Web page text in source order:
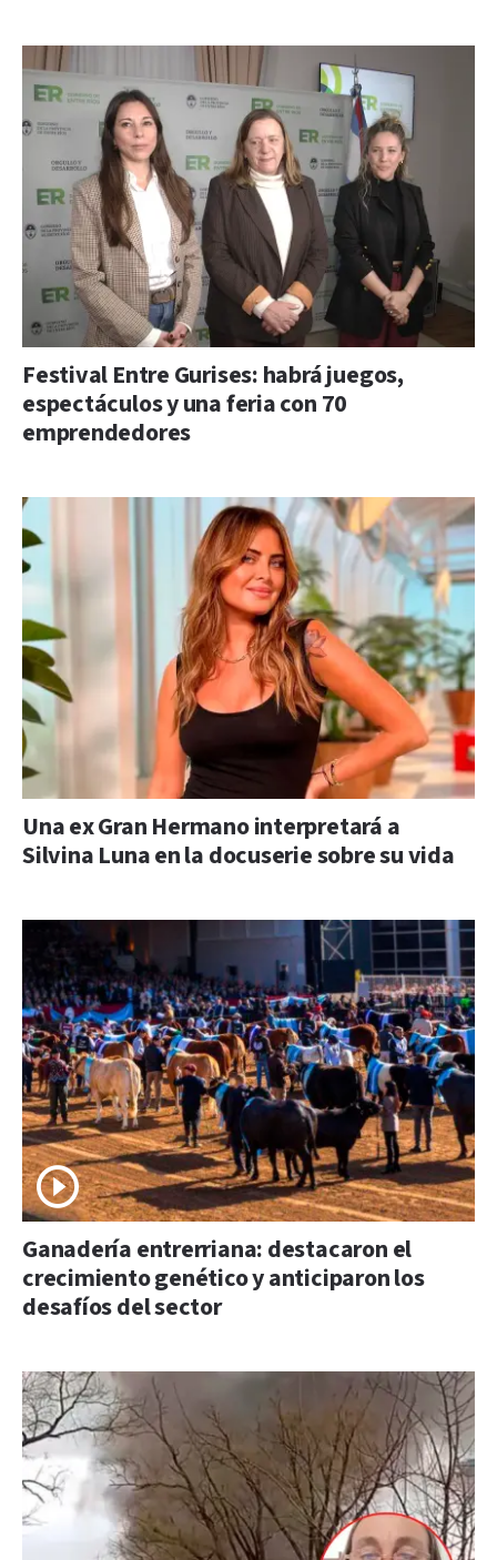
Festival Entre Gurises: habrá juegos,
espectáculos y una feria con 70
emprendedores
Una ex Gran Hermano interpretará a
Silvina Luna en la docuserie sobre su vida
Ganadería entrerriana: destacaron el
crecimiento genético y anticiparon los
desafíos del sector